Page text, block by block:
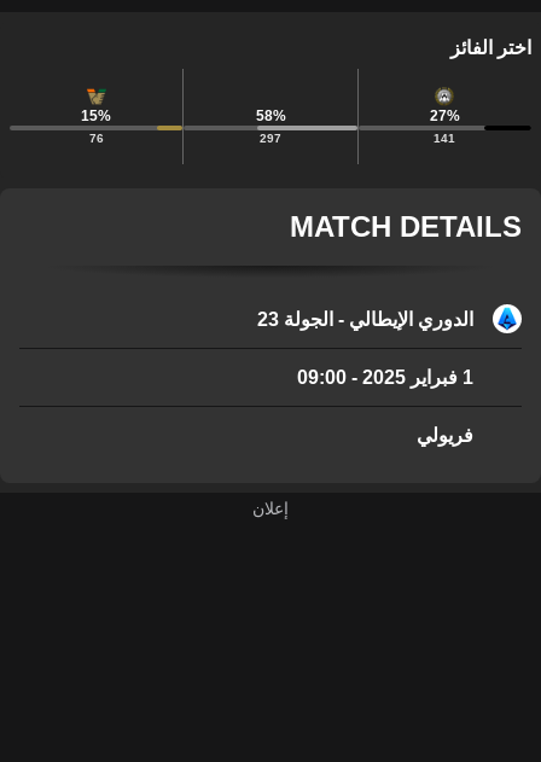
اختر الفائز
27%
141
58%
297
15%
76
MATCH DETAILS
الدوري الإيطالي - الجولة 23
1 فبراير 2025 -
09:00
فريولي